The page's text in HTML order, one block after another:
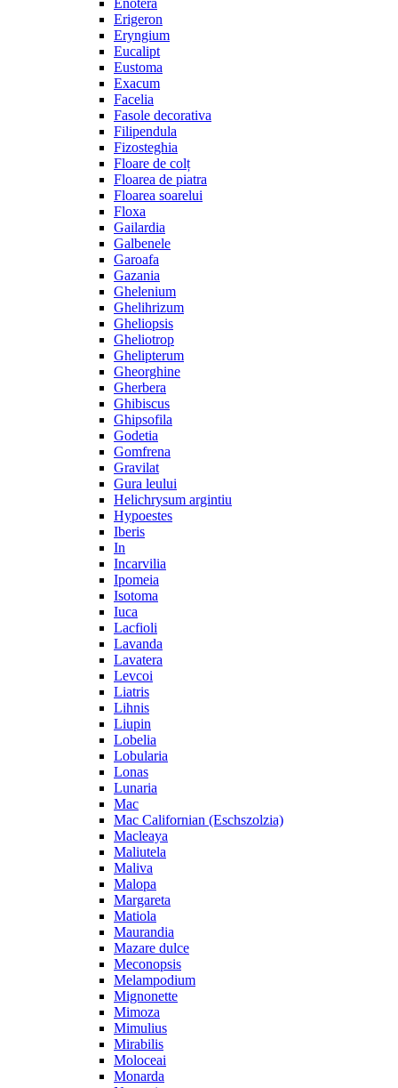
Enotera
Erigeron
Eryngium
Eucalipt
Eustoma
Exacum
Facelia
Fasole decorativa
Filipendula
Fizosteghia
Floare de colț
Floarea de piatra
Floarea soarelui
Floxa
Gailardia
Galbenele
Garoafa
Gazania
Ghelenium
Ghelihrizum
Gheliopsis
Gheliotrop
Ghelipterum
Gheorghine
Gherbera
Ghibiscus
Ghipsofila
Godetia
Gomfrena
Gravilat
Gura leului
Helichrysum argintiu
Hypoestes
Iberis
In
Incarvilia
Ipomeia
Isotoma
Iuca
Lacfioli
Lavanda
Lavatera
Levcoi
Liatris
Lihnis
Liupin
Lobelia
Lobularia
Lonas
Lunaria
Mac
Mac Californian (Eschszolzia)
Macleaya
Maliutela
Maliva
Malopa
Margareta
Matiola
Maurandia
Mazare dulce
Meconopsis
Melampodium
Mignonette
Mimoza
Mimulius
Mirabilis
Moloceai
Monarda